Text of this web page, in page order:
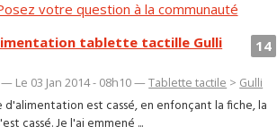
votre question à la communauté
14
tablette tactille Gulli
Le 03 Jan 2014 - 08h10 —Tablette tactile > Gulli
d'alimentation est cassé, en enfonçant la fiche, la
cassé. Je l'ai emmené ...